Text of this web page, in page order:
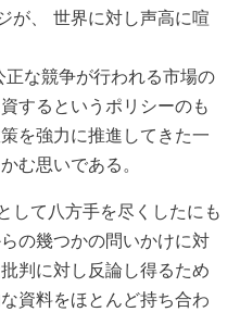
が、 世界に対し声高に喧
な競争が行われる市場の
するというポリシーのも
を強力に推進してきた一
む思いである。
して八方手を尽くしたにも
の幾つかの問いかけに対
判に対し反論し得るため
資料をほとんど持ち合わ